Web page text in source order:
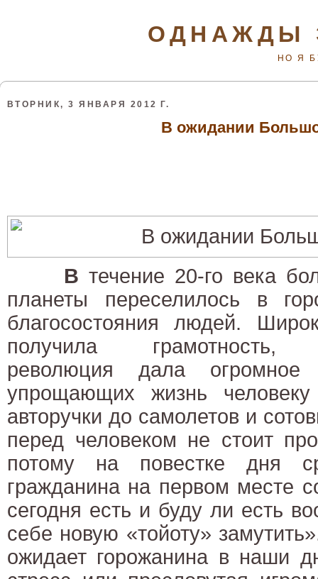
ОДНАЖДЫ
НО Я
ВТОРНИК, 3 ЯНВАРЯ 2012 Г.
В ожидании
В течение 20-го века
планеты переселилось в
благосостояния людей.
получила грамотность,
революция дала огромное
упрощающих жизнь
авторучки до самолетов и
перед человеком не стоит
потому на повестке дня
гражданина на первом месте
сегодня есть и буду ли есть
себе новую «тойоту»
ожидает горожанина в наши